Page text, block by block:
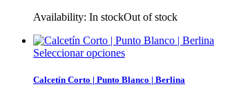
Availability: In stockOut of stock
Seleccionar opciones
Calcetín Corto | Punto Blanco | Berlina